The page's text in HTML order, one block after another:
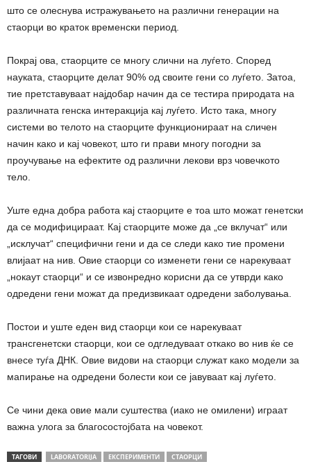
што се олеснува истражувањето на различни генерации на
стаорци во краток временски период.
Покрај ова, стаорците се многу слични на луѓето. Според
науката, стаорците делат 90% од своите гени со луѓето. Затоа,
тие претставуваат најдобар начин да се тестира природата на
различната генска интеракција кај луѓето. Исто така, многу
системи во телото на стаорците функционираат на сличен
начин како и кај човекот, што ги прави многу погодни за
проучување на ефектите од различни лекови врз човечкото
тело.
Уште една добра работа кај стаорците е тоа што можат генетски
да се модифицираат. Кај стаорците може да „се вклучат“ или
„исклучат“ специфични гени и да се следи како тие промени
влијаат на нив. Овие стаорци со изменети гени се нарекуваат
„нокаут стаорци“ и се извонредно корисни да се утврди како
одредени гени можат да предизвикаат одредени заболувања.
Постои и уште еден вид стаорци кои се нарекуваат
трансгенетски стаорци, кои се одгледуваат откако во нив ќе се
внесе туѓа ДНК. Овие видови на стаорци служат како модели за
мапирање на одредени болести кои се јавуваат кај луѓето.
Се чини дека овие мали суштества (иако не омилени) играат
важна улога за благосостојбата на човекот.
ТАГОВИ LABORATORIJA ЕКСПЕРИМЕНТИ СТАОРЦИ